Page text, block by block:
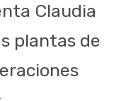
Claudia
plantas de